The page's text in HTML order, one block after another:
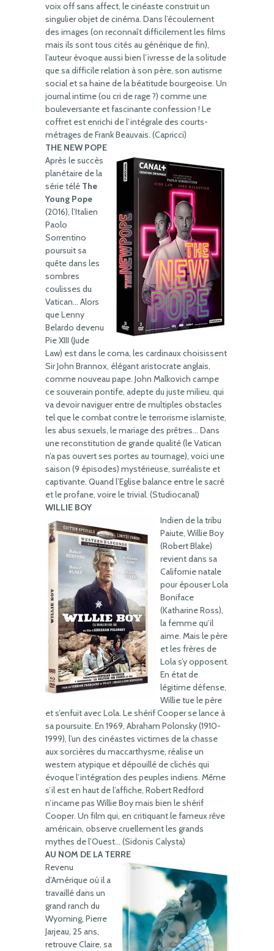
voix off sans affect, le cinéaste construit un
singulier objet de cinéma. Dans l’écoulement
des images (on reconnaît difficilement les films
mais ils sont tous cités au générique de fin),
l’auteur évoque aussi bien l’ivresse de la solitude
que sa difficile relation à son père, son autisme
social et sa haine de la béatitude bourgeoise. Un
journal intime (ou cri de rage ?) comme une
bouleversante et fascinante confession ! Le
coffret est enrichi de l’intégrale des courts-
métrages de Frank Beauvais. (Capricci)
THE NEW POPE
Après le succès
planétaire de la
série télé The
Young Pope
(2016), l’Italien
Paolo
Sorrentino
poursuit sa
quête dans les
sombres
coulisses du
Vatican… Alors
que Lenny
Belardo devenu
Pie XIII (Jude
Law) est dans le coma, les cardinaux choisissent
Sir John Brannox, élégant aristocrate anglais,
comme nouveau pape. John Malkovich campe
ce souverain pontife, adepte du juste milieu, qui
va devoir naviguer entre de multiples obstacles
tel que le combat contre le terrorisme islamiste,
les abus sexuels, le mariage des prêtres… Dans
une reconstitution de grande qualité (le Vatican
n’a pas ouvert ses portes au tournage), voici une
saison (9 épisodes) mystérieuse, surréaliste et
captivante. Quand l’Eglise balance entre le sacré
et le profane, voire le trivial. (Studiocanal)
WILLIE BOY
Indien de la tribu
Paiute, Willie Boy
(Robert Blake)
revient dans sa
Californie natale
pour épouser Lola
Boniface
(Katharine Ross),
la femme qu’il
aime. Mais le père
et les frères de
Lola s’y opposent.
En état de
légitime défense,
Willie tue le père
et s’enfuit avec Lola. Le shérif Cooper se lance à
sa poursuite. En 1969, Abraham Polonsky (1910-
1999), l’un des cinéastes victimes de la chasse
aux sorcières du maccarthysme, réalise un
western atypique et dépouillé de clichés qui
évoque l’intégration des peuples indiens. Même
s’il est en haut de l’affiche, Robert Redford
n’incarne pas Willie Boy mais bien le shérif
Cooper. Un film qui, en critiquant le fameux rêve
américain, observe cruellement les grands
mythes de l’Ouest… (Sidonis Calysta)
AU NOM DE LA TERRE
Revenu
d’Amérique où il a
travaillé dans un
grand ranch du
Wyoming, Pierre
Jarjeau, 25 ans,
retrouve Claire, sa